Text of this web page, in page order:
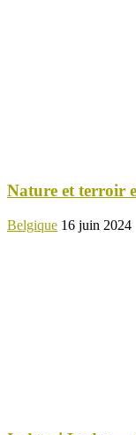
Nature et terroir
Belgique 16 juin 2024